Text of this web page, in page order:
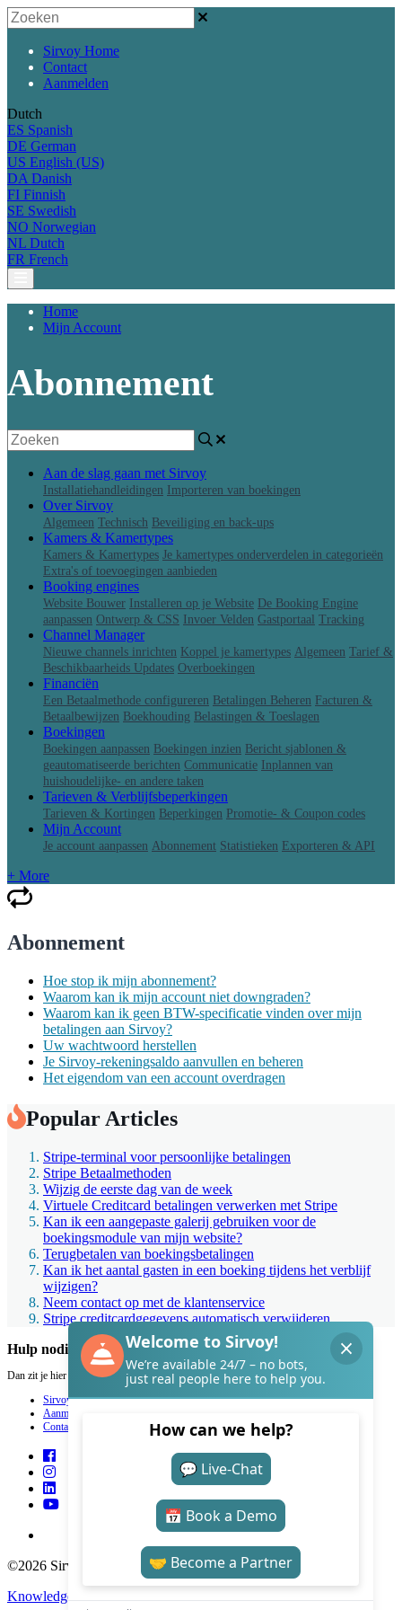
Sirvoy Home
Contact
Aanmelden
Dutch
ES Spanish
DE German
US English (US)
DA Danish
FI Finnish
SE Swedish
NO Norwegian
NL Dutch
FR French
Home
Mijn Account
Abonnement
Aan de slag gaan met Sirvoy
Installatiehandleidingen Importeren van boekingen
Over Sirvoy
Algemeen Technisch Beveiliging en back-ups
Kamers & Kamertypes
Kamers & Kamertypes Je kamertypes onderverdelen in categorieën
Extra's of toevoegingen aanbieden
Booking engines
Website Bouwer Installeren op je Website De Booking Engine
aanpassen Ontwerp & CSS Invoer Velden Gastportaal Tracking
Channel Manager
Nieuwe channels inrichten Koppel je kamertypes Algemeen Tarief &
Beschikbaarheids Updates Overboekingen
Financiën
Een Betaalmethode configureren Betalingen Beheren Facturen &
Betaalbewijzen Boekhouding Belastingen & Toeslagen
Boekingen
Boekingen aanpassen Boekingen inzien Bericht sjablonen &
geautomatiseerde berichten Communicatie Inplannen van
huishoudelijke- en andere taken
Tarieven & Verblijfsbeperkingen
Tarieven & Kortingen Beperkingen Promotie- & Coupon codes
Mijn Account
Je account aanpassen Abonnement Statistieken Exporteren & API
+ More
Abonnement
Hoe stop ik mijn abonnement?
Waarom kan ik mijn account niet downgraden?
Waarom kan ik geen BTW-specificatie vinden over mijn
betalingen aan Sirvoy?
Uw wachtwoord herstellen
Je Sirvoy-rekeningsaldo aanvullen en beheren
Het eigendom van een account overdragen
Popular Articles
Stripe-terminal voor persoonlijke betalingen
Stripe Betaalmethoden
Wijzig de eerste dag van de week
Virtuele Creditcard betalingen verwerken met Stripe
Kan ik een aangepaste galerij gebruiken voor de
boekingsmodule van mijn website?
Terugbetalen van boekingsbetalingen
Kan ik het aantal gasten in een boeking tijdens het verblijf
wijzigen?
Neem contact op met de klantenservice
Stripe creditcardgegevens automatisch verwijderen
Hulp nodig met Sirvoy?
Dan zit je hier goed.
Sirvoy
Aanmelden
Contact
©2026 Sirvoy . All Rights reserved.
Knowledge Base Software